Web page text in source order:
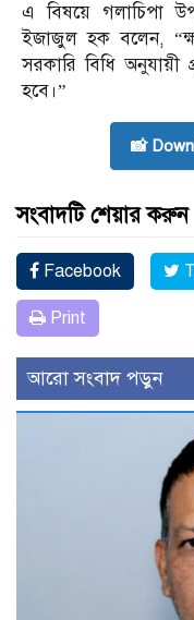
এ বিষয়ে গলাচিপা
ইজাজুল হক বলেন,
সরকারি বিধি অনুযায়ী
হবে।”
📸
সংবাদটি শেয়ার করুন
Facebook
Print
আরো সংবাদ পড়ুন